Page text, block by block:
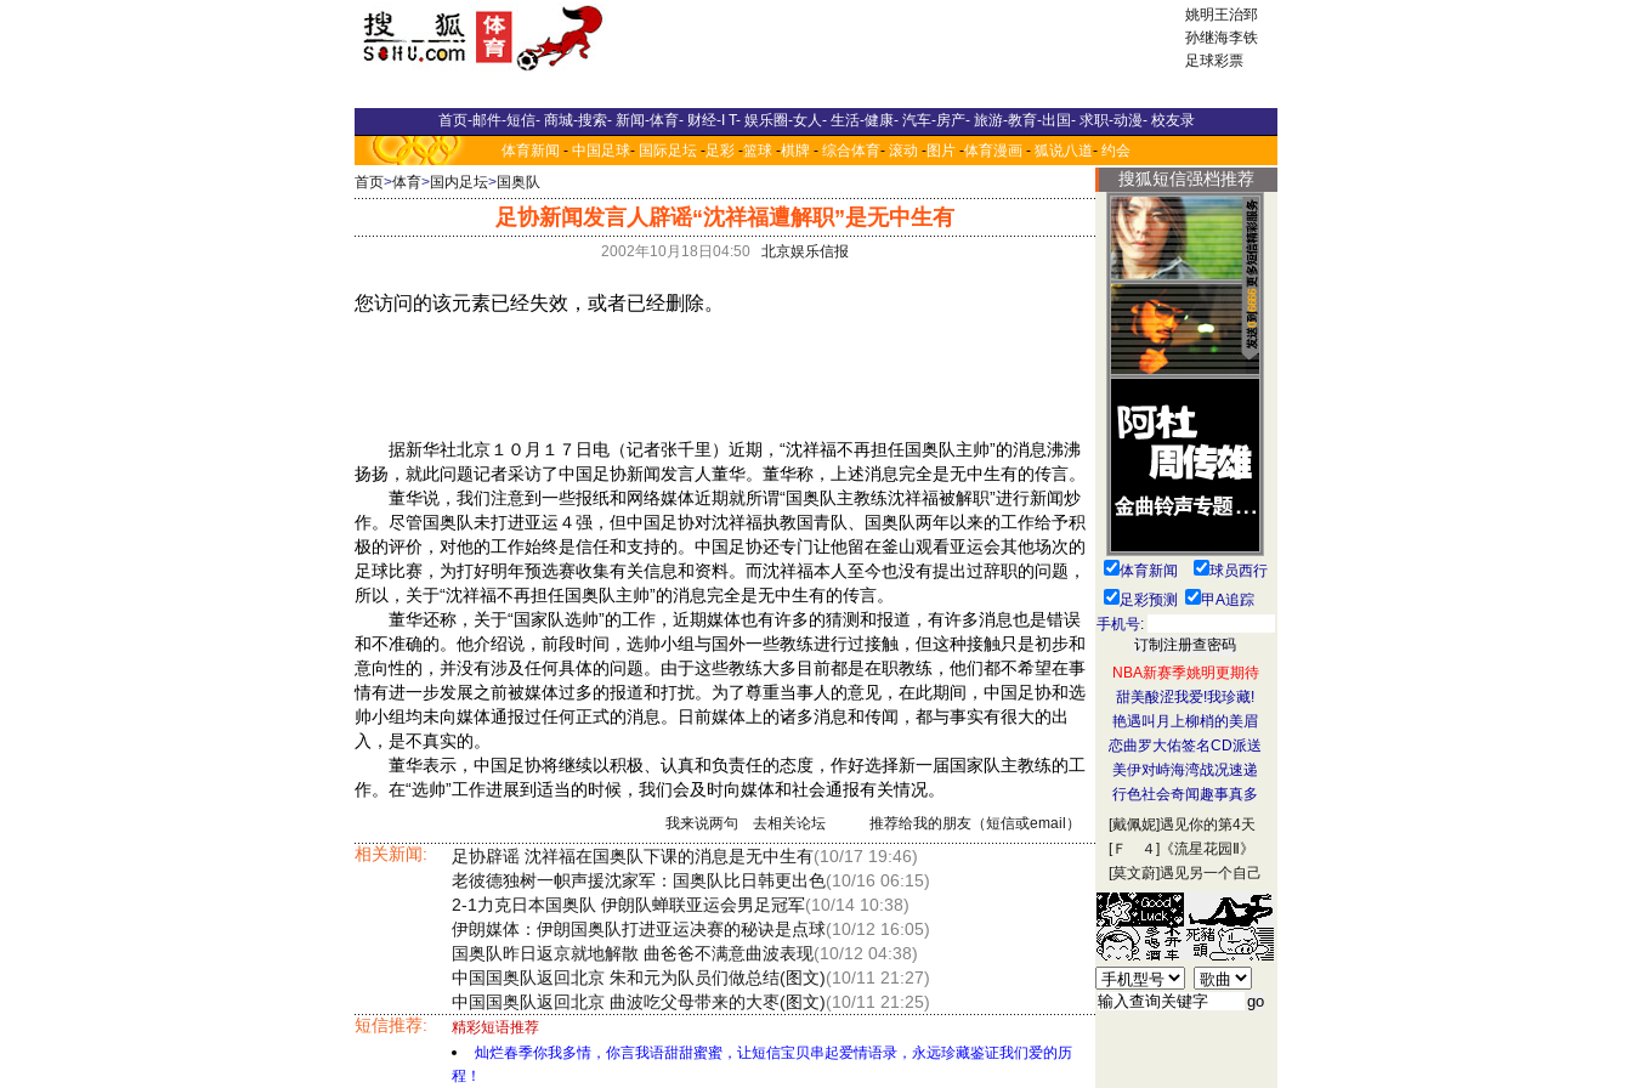
姚明王治郅
孙继海李铁
足球彩票
首页-邮件-短信- 商城-搜索- 新闻-体育- 财经-I T- 娱乐圈-女人- 生活-健康- 汽车-房产- 旅游-教育-出国- 求职-动漫- 校友录
体育新闻 - 中国足球- 国际足坛 -足彩 -篮球 -棋牌 - 综合体育- 滚动 -图片 -体育漫画 - 狐说八道- 约会
首页>体育>国内足坛>国奥队
足协新闻发言人辟谣“沈祥福遭解职”是无中生有
2002年10月18日04:50 北京娱乐信报
据新华社北京１０月１７日电（记者张千里）近期，“沈祥福不再担任国奥队主帅”的消息沸沸
扬扬，就此问题记者采访了中国足协新闻发言人董华。董华称，上述消息完全是无中生有的传言。
董华说，我们注意到一些报纸和网络媒体近期就所谓“国奥队主教练沈祥福被解职”进行新闻炒
作。尽管国奥队未打进亚运４强，但中国足协对沈祥福执教国青队、国奥队两年以来的工作给予积
极的评价，对他的工作始终是信任和支持的。中国足协还专门让他留在釜山观看亚运会其他场次的
足球比赛，为打好明年预选赛收集有关信息和资料。而沈祥福本人至今也没有提出过辞职的问题，
所以，关于“沈祥福不再担任国奥队主帅”的消息完全是无中生有的传言。
董华还称，关于“国家队选帅”的工作，近期媒体也有许多的猜测和报道，有许多消息也是错误
和不准确的。他介绍说，前段时间，选帅小组与国外一些教练进行过接触，但这种接触只是初步和
意向性的，并没有涉及任何具体的问题。由于这些教练大多目前都是在职教练，他们都不希望在事
情有进一步发展之前被媒体过多的报道和打扰。为了尊重当事人的意见，在此期间，中国足协和选
帅小组均未向媒体通报过任何正式的消息。日前媒体上的诸多消息和传闻，都与事实有很大的出
入，是不真实的。
董华表示，中国足协将继续以积极、认真和负责任的态度，作好选择新一届国家队主教练的工
作。在“选帅”工作进展到适当的时候，我们会及时向媒体和社会通报有关情况。
我来说两句 去相关论坛 推荐给我的朋友（短信或email）
相关新闻: 足协辟谣 沈祥福在国奥队下课的消息是无中生有(10/17 19:46)
老彼德独树一帜声援沈家军：国奥队比日韩更出色(10/16 06:15)
2-1力克日本国奥队 伊朗队蝉联亚运会男足冠军(10/14 10:38)
伊朗媒体：伊朗国奥队打进亚运决赛的秘诀是点球(10/12 16:05)
国奥队昨日返京就地解散 曲爸爸不满意曲波表现(10/12 04:38)
中国国奥队返回北京 朱和元为队员们做总结(图文)(10/11 21:27)
中国国奥队返回北京 曲波吃父母带来的大枣(图文)(10/11 21:25)
短信推荐:
精彩短语推荐
灿烂春季你我多情，你言我语甜甜蜜蜜，让短信宝贝串起爱情语录，永远珍藏鉴证我们爱的历
程！
搜狐短信强档推荐
体育新闻
球员西行
足彩预测
甲A追踪
手机号:
NBA新赛季姚明更期待
甜美酸涩我爱!我珍藏!
艳遇叫月上柳梢的美眉
恋曲罗大佑签名CD派送
美伊对峙海湾战况速递
行色社会奇闻趣事真多
[戴佩妮]遇见你的第4天
[Ｆ ４] 《流星花园Ⅱ》
[莫文蔚]遇见另一个自己